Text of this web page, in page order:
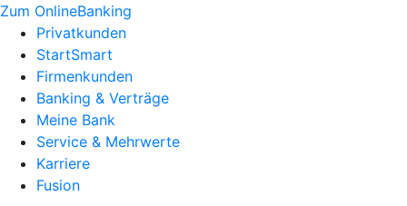
Zum OnlineBanking
Privatkunden
StartSmart
Firmenkunden
Banking & Verträge
Meine Bank
Service & Mehrwerte
Karriere
Fusion